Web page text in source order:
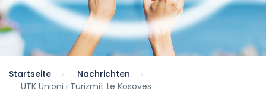
Startseite
Nachrichten
UTK Unioni i Turizmit te Kosoves